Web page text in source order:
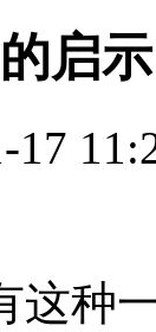
启示
17
这种